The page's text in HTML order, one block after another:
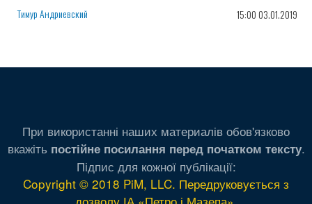
Тимур Андриевский 15:00 03.01.2019
При використанні наших материалів обов'язково
вкажіть постійне посилання перед початком тексту.
Підпис для кожної публікації:
Copyright © 2018 PiM, LLC. Передруковується з